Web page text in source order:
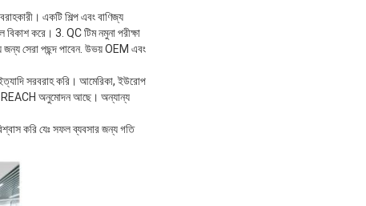
একটি শিল্প এবং বাণিজ্য
বিকাশ করে। 3. QC টিম নমুনা পরীক্ষা
জন্য সেরা পছন্দ পাবেন. উভয় OEM এবং
ইত্যাদি সরবরাহ করি। আমেরিকা, ইউরোপ
REACH অনুমোদন আছে। অন্যান্য
করি যেঃ সফল ব্যবসার জন্য গতি